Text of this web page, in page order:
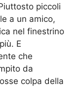
piccoli
a un amico,
nel finestrino
E
che
da
colpa della